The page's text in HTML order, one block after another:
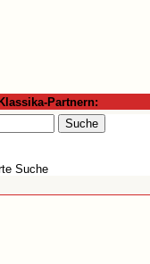
Partnern:
Suche